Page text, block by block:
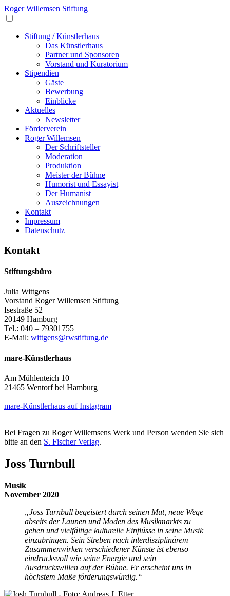
Roger Willemsen Stiftung
Stiftung / Künstlerhaus
Das Künstlerhaus
Partner und Sponsoren
Vorstand und Kuratorium
Stipendien
Gäste
Bewerbung
Einblicke
Aktuelles
Newsletter
Förderverein
Roger Willemsen
Der Schriftsteller
Moderation
Produktion
Meister der Bühne
Humorist und Essayist
Der Humanist
Auszeichnungen
Kontakt
Impressum
Datenschutz
Kontakt
Stiftungsbüro
Julia Wittgens
Vorstand Roger Willemsen Stiftung
Isestraße 52
20149 Hamburg
Tel.: 040 – 79301755
E-Mail: wittgens@rwstiftung.de
mare-Künstlerhaus
Am Mühlenteich 10
21465 Wentorf bei Hamburg
mare-Künstlerhaus auf Instagram
Bei Fragen zu Roger Willemsens Werk und Person wenden Sie sich
bitte an den S. Fischer Verlag.
Joss Turnbull
Musik
November 2020
„Joss Turnbull begeistert durch seinen Mut, neue Wege
abseits der Launen und Moden des Musikmarkts zu
gehen und vielfältige kulturelle Einflüsse in seine Musik
einzubringen. Sein Streben nach interdisziplinärem
Zusammenwirken verschiedener Künste ist ebenso
eindrucksvoll wie seine Energie und sein
Ausdruckswillen auf der Bühne. Er erscheint uns in
höchstem Maße förderungswürdig.“